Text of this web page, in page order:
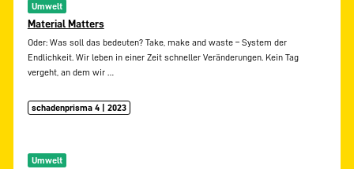
Umwelt
Material Matters
Oder: Was soll das bedeuten? Take, make and waste – System der
Endlichkeit. Wir leben in einer Zeit schneller Veränderungen. Kein Tag
vergeht, an dem wir
schadenprisma 4 | 2023
Umwelt